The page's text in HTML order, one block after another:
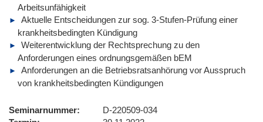
Arbeitsunfähigkeit
Aktuelle Entscheidungen zur sog. 3-Stufen-Prüfung einer
krankheitsbedingten Kündigung
Weiterentwicklung der Rechtsprechung zu den
Anforderungen eines ordnungsgemäßen bEM
Anforderungen an die Betriebsratsanhörung vor Ausspruch
von krankheitsbedingten Kündigungen
Seminarnummer
D-220509-034